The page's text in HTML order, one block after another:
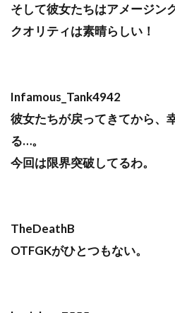
そして彼女たちはアメージン
クオリティは素晴らしい！
Infamous_Tank4942
彼女たちが戻ってきてから、
る…。
今回は限界突破してるわ。
TheDeathB
OTFGKがひとつもない。